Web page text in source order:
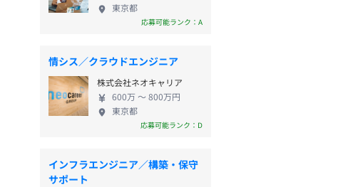
東京都
応募可能ランク：A
情シス／クラウドエンジニア
株式会社ネオキャリア
600万 〜 800万円
東京都
応募可能ランク：D
インフラエンジニア／構築・保守
サポート